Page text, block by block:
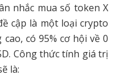
nhắc mua số token X
cập là một loại crypto
có 95% cơ hội về 0
Công thức tính giá trị
là: